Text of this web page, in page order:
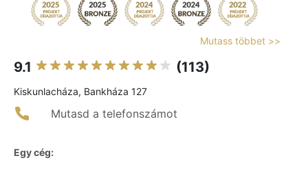
Mutass többet >>
9.1 (113)
Kiskunlacháza, Bankháza 127
Mutasd a telefonszámot
Egy cég: